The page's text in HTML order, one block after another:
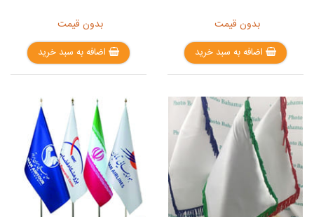
بدون قیمت
اضافه به سبد خرید
بدون قیمت
اضافه به سبد خرید